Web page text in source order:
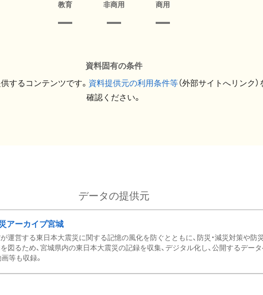
教育 非商用 商用
資料固有の条件
するコンテンツです。 資料提供元の利用条件等（外部サイトへリンク）
確認ください。
データの提供元
アーカイブ宮城
運営する東日本大震災に関する記憶の風化を防ぐとともに、防災・減災対策や防
図るため、宮城県内の東日本大震災の記録を収集、デジタル化し、公開するデー
等も収録。